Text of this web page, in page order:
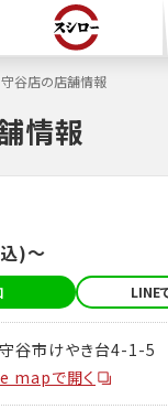
守谷店の店舗情報
情報
)～
LINE
谷市けやき台4-1-5
mapで開く